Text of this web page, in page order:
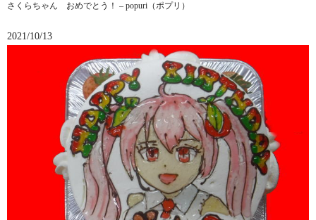
さくらちゃん おめでとう！ – popuri（ポプリ）
2021/10/13